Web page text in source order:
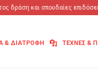
και σπουδαίες επιδόσεις!
& ΔΙΑΤΡΟΦΗ ΤΕΧΝΕΣ &